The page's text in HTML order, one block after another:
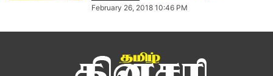
February 26, 2018 10:46 PM